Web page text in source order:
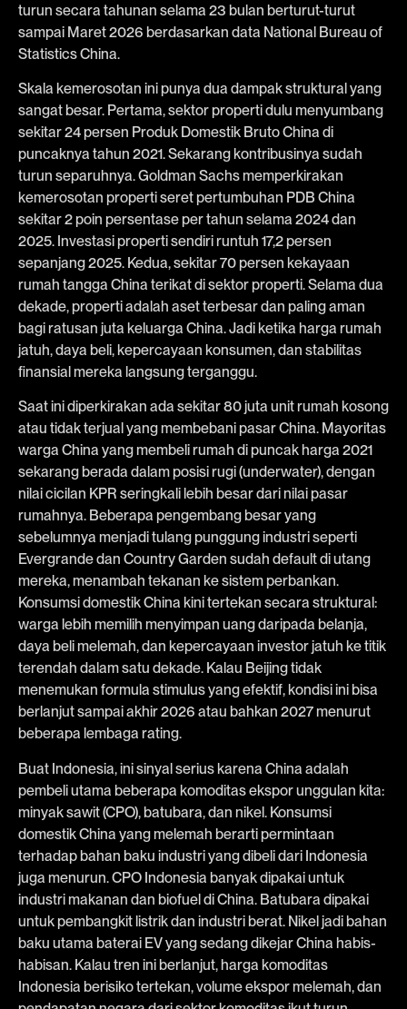
turun secara tahunan selama 23 bulan berturut-turut
sampai Maret 2026 berdasarkan data National Bureau of
Statistics China.
Skala kemerosotan ini punya dua dampak struktural yang
sangat besar. Pertama, sektor properti dulu menyumbang
sekitar 24 persen Produk Domestik Bruto China di
puncaknya tahun 2021. Sekarang kontribusinya sudah
turun separuhnya. Goldman Sachs memperkirakan
kemerosotan properti seret pertumbuhan PDB China
sekitar 2 poin persentase per tahun selama 2024 dan
2025. Investasi properti sendiri runtuh 17,2 persen
sepanjang 2025. Kedua, sekitar 70 persen kekayaan
rumah tangga China terikat di sektor properti. Selama dua
dekade, properti adalah aset terbesar dan paling aman
bagi ratusan juta keluarga China. Jadi ketika harga rumah
jatuh, daya beli, kepercayaan konsumen, dan stabilitas
finansial mereka langsung terganggu.
Saat ini diperkirakan ada sekitar 80 juta unit rumah kosong
atau tidak terjual yang membebani pasar China. Mayoritas
warga China yang membeli rumah di puncak harga 2021
sekarang berada dalam posisi rugi (underwater), dengan
nilai cicilan KPR seringkali lebih besar dari nilai pasar
rumahnya. Beberapa pengembang besar yang
sebelumnya menjadi tulang punggung industri seperti
Evergrande dan Country Garden sudah default di utang
mereka, menambah tekanan ke sistem perbankan.
Konsumsi domestik China kini tertekan secara struktural:
warga lebih memilih menyimpan uang daripada belanja,
daya beli melemah, dan kepercayaan investor jatuh ke titik
terendah dalam satu dekade. Kalau Beijing tidak
menemukan formula stimulus yang efektif, kondisi ini bisa
berlanjut sampai akhir 2026 atau bahkan 2027 menurut
beberapa lembaga rating.
Buat Indonesia, ini sinyal serius karena China adalah
pembeli utama beberapa komoditas ekspor unggulan kita:
minyak sawit (CPO), batubara, dan nikel. Konsumsi
domestik China yang melemah berarti permintaan
terhadap bahan baku industri yang dibeli dari Indonesia
juga menurun. CPO Indonesia banyak dipakai untuk
industri makanan dan biofuel di China. Batubara dipakai
untuk pembangkit listrik dan industri berat. Nikel jadi bahan
baku utama baterai EV yang sedang dikejar China habis-
habisan. Kalau tren ini berlanjut, harga komoditas
Indonesia berisiko tertekan, volume ekspor melemah, dan